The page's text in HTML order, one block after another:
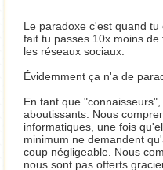
Le paradoxe c'est quand
fait tu passes 10x moins
les réseaux sociaux.
Évidemment ça n'a de
En tant que
aboutissants. Nous
informatiques, une fois
minimum ne demandent
coup négligeable. Nous
nous sont pas offerts